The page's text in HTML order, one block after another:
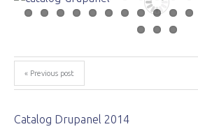
« Previous post
Catalog Drupanel 2014